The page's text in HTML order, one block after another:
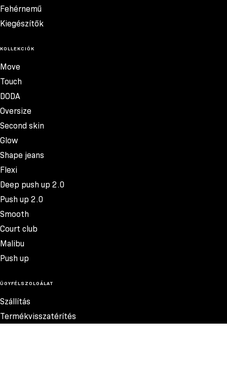
Fehérnemű
Kiegészítők
KOLLEKCIÓK
Move
Touch
DODA
Oversize
Second skin
Glow
Shape jeans
Flexi
Deep push up 2.0
Push up 2.0
Smooth
Court club
Malibu
Push up
ÜGYFÉLSZOLGÁLAT
Szállítás
Termékvisszatérítés